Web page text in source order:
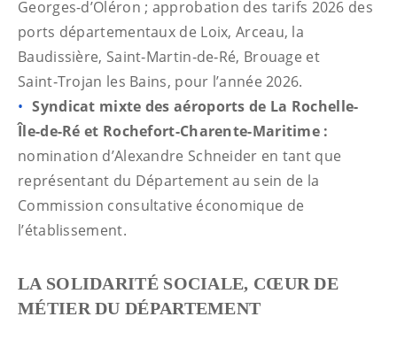
Georges-d’Oléron ; approbation des tarifs 2026 des
ports départementaux de Loix, Arceau, la
Baudissière, Saint‑Martin‑de‑Ré, Brouage et
Saint‑Trojan les Bains, pour l’année 2026.
Syndicat mixte des aéroports de La Rochelle-
Île-de-Ré et Rochefort-Charente-Maritime :
nomination d’Alexandre Schneider en tant que
représentant du Département au sein de la
Commission consultative économique de
l’établissement.
LA SOLIDARITÉ SOCIALE, CŒUR DE
MÉTIER DU DÉPARTEMENT